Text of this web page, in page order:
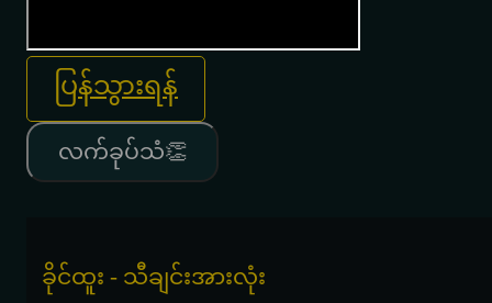
ပြန်သွားရန်
လက်ခုပ်သံ👏
ခိုင်ထူး - သီချင်းအားလုံး